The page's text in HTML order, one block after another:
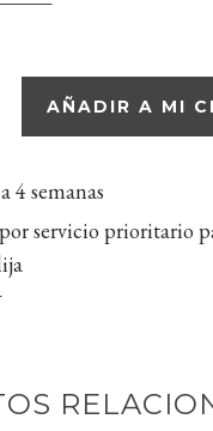
AÑADIR A MI
4 semanas
servicio prioritario